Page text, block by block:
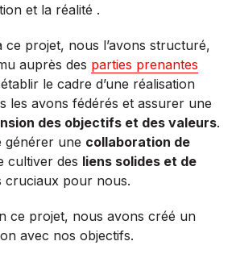
et la réalité .
ce projet, nous l’avons structuré,
auprès des parties prenantes
le cadre d’une réalisation
les avons fédérés et assurer une
des objectifs et des valeurs.
générer une collaboration de
cultiver des liens solides et de
cruciaux pour nous.
ce projet, nous avons créé un
avec nos objectifs.